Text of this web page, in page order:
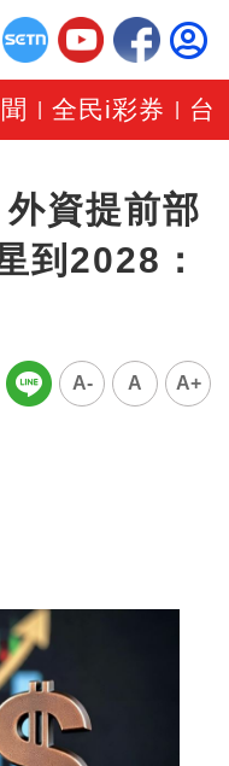
|全民i彩券 台
資提前部
到2028：
A- A A+